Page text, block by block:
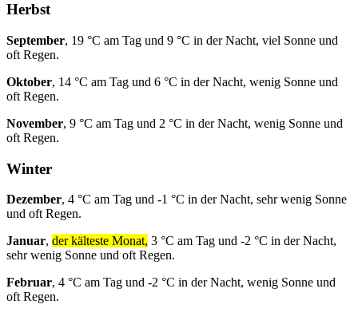
Herbst
September, 19 °C am Tag und 9 °C in der Nacht, viel Sonne und
oft Regen.
Oktober, 14 °C am Tag und 6 °C in der Nacht, wenig Sonne und
oft Regen.
November, 9 °C am Tag und 2 °C in der Nacht, wenig Sonne und
oft Regen.
Winter
Dezember, 4 °C am Tag und -1 °C in der Nacht, sehr wenig Sonne
und oft Regen.
Januar, der kälteste Monat, 3 °C am Tag und -2 °C in der Nacht,
sehr wenig Sonne und oft Regen.
Februar, 4 °C am Tag und -2 °C in der Nacht, wenig Sonne und
oft Regen.